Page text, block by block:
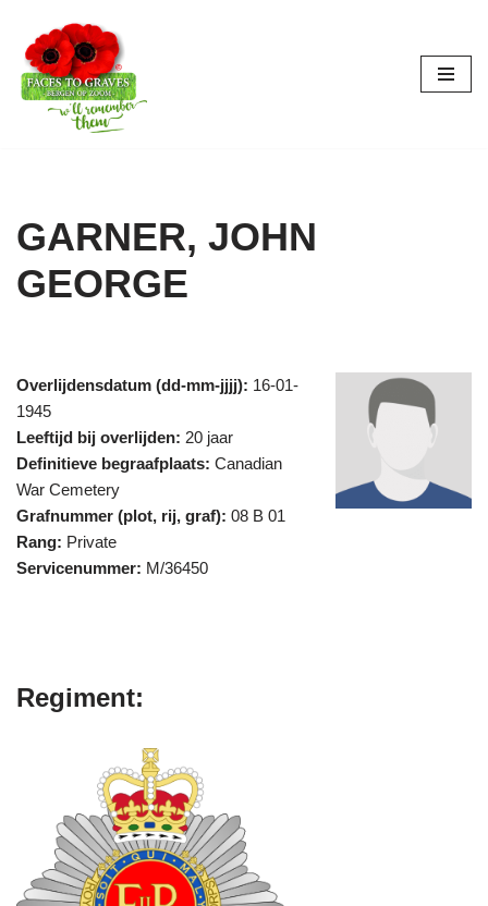
Ga
naar
GARNER, JOHN
GEORGE
Overlijdensdatum (dd-mm-jjjj): 16-01-
1945
Leeftijd bij overlijden: 20 jaar
Definitieve begraafplaats: Canadian
War Cemetery
Grafnummer (plot, rij, graf): 08 B 01
Rang: Private
Servicenummer: M/36450
Regiment: